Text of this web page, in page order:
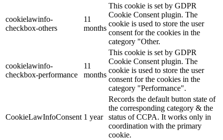
cookielawinfo-
checkbox-others
11
months
This cookie is set by GDPR
Cookie Consent plugin. The
cookie is used to store the user
consent for the cookies in the
category "Other.
cookielawinfo-
checkbox-performance
11
months
This cookie is set by GDPR
Cookie Consent plugin. The
cookie is used to store the user
consent for the cookies in the
category "Performance".
CookieLawInfoConsent 1 year
Records the default button state of
the corresponding category & the
status of CCPA. It works only in
coordination with the primary
cookie.